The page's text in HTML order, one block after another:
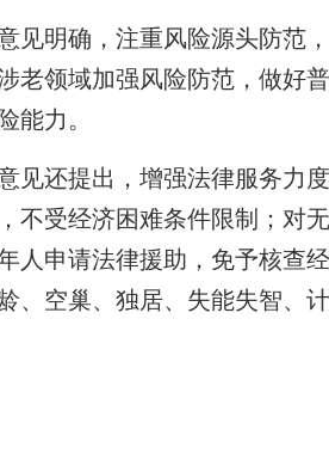
明确，注重风险源头防范，
老领域加强风险防范，做好
能力。
还提出，增强法律服务力
不受经济困难条件限制；对
人申请法律援助，免予核查
、空巢、独居、失能失智、